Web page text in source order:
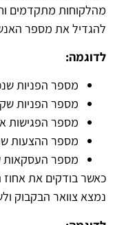
מהלקוחות מתקדמים
להגדיל את מספר
לדוגמה:
מספר הפניות
מספר הפניות
מספר הפגישות
מספר ההצעות
מספר העסקאות
כאשר בודקים את אחוז
נמצא צוואר הבקבוק